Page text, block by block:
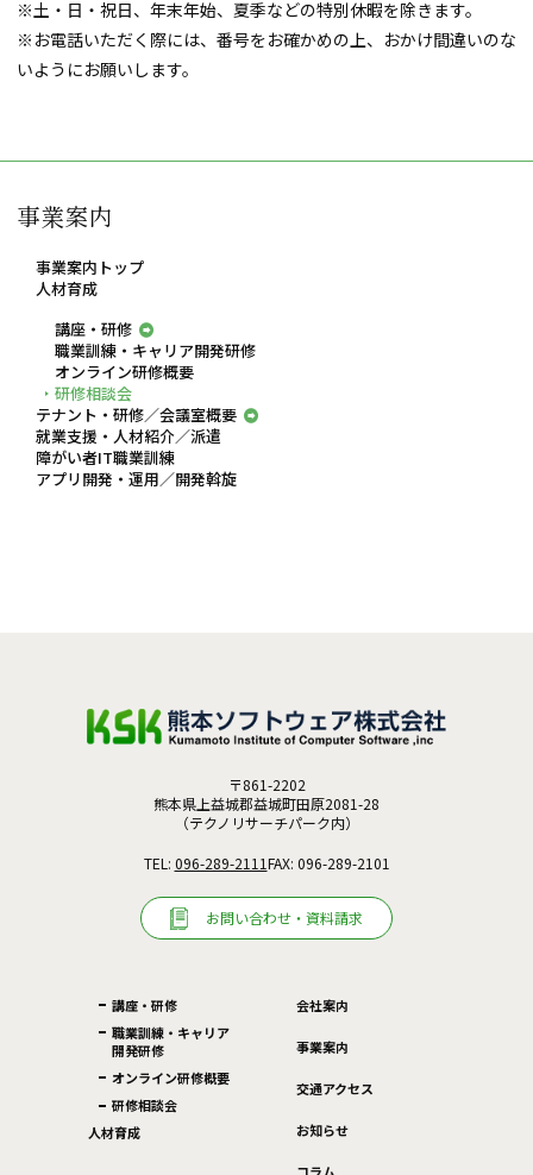
※土・日・祝日、年末年始、夏季などの特別休暇を除きます。
※お電話いただく際には、番号をお確かめの上、おかけ間違いのな
いようにお願いします。
事業案内
事業案内トップ
人材育成
講座・研修
職業訓練・キャリア開発研修
オンライン研修概要
研修相談会
テナント・研修／会議室概要
就業支援・人材紹介／派遣
障がい者IT職業訓練
アプリ開発・運用／開発斡旋
〒861-2202
熊本県上益城郡益城町田原2081-28
（テクノリサーチパーク内）
TEL: 096-289-2111FAX: 096-289-2101
お問い合わせ・資料請求
人材育成
講座・研修
職業訓練・キャリア
開発研修
オンライン研修概要
研修相談会
会社案内
事業案内
交通アクセス
お知らせ
コラム